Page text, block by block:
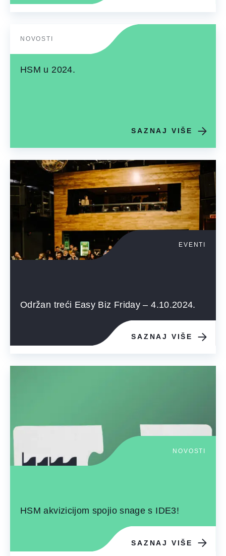
NOVOSTI
HSM u 2024.
SAZNAJ VIŠE
EVENTI
Održan treći Easy Biz Friday – 4.10.2024.
SAZNAJ VIŠE
NOVOSTI
HSM akvizicijom spojio snage s IDE3!
SAZNAJ VIŠE